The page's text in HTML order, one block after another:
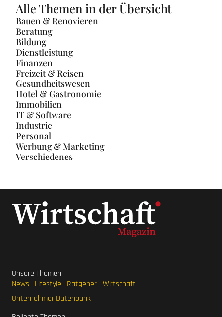
Bauen & Renovieren
Beratung
Bildung
Dienstleistung
Finanzen
Freizeit & Reisen
Gesundheitswesen
Hotel & Gastronomie
Immobilien
IT & Software
Industrie
Personal
Werbung & Marketing
Verschiedenes
News
Lifestyle
Unternehmer Datenbank
Beliebte Themen
Interviews Unternehmen